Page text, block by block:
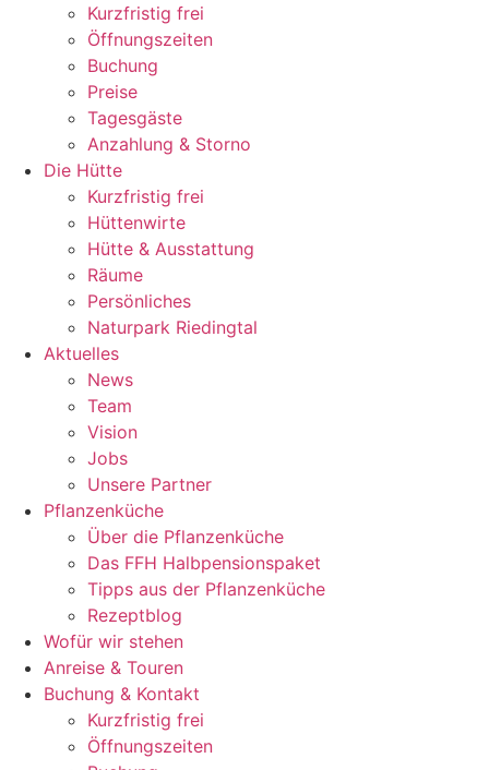
Kurzfristig frei
Öffnungszeiten
Buchung
Preise
Tagesgäste
Anzahlung & Storno
Die Hütte
Kurzfristig frei
Hüttenwirte
Hütte & Ausstattung
Räume
Persönliches
Naturpark Riedingtal
Aktuelles
News
Team
Vision
Jobs
Unsere Partner
Pflanzenküche
Über die Pflanzenküche
Das FFH Halbpensionspaket
Tipps aus der Pflanzenküche
Rezeptblog
Wofür wir stehen
Anreise & Touren
Buchung & Kontakt
Kurzfristig frei
Öffnungszeiten